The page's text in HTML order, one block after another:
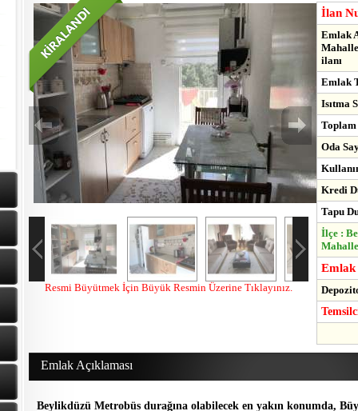
Beylikdüzü Büyükşehir'de Kapalı Yüzme Havuzu Çok Yakında Hizmette
Resmi Büyütmek İçin Büyük Resmin Üzerine Tıklayınız.
İlan
Emlak
ilanı
Emlak
Isıtma
Oda
Kredi
Tapu
İlçe :
Emlak
Emlak Açıklaması
Beylikdüzü Metrobüs durağına olabilecek en yakın konumda,